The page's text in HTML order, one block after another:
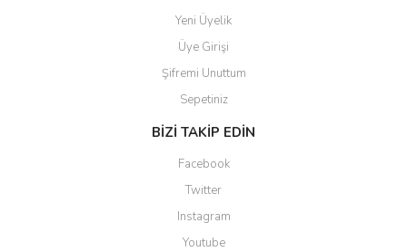
Yeni Üyelik
Üye Girişi
Şifremi Unuttum
Sepetiniz
BİZİ TAKİP EDİN
Facebook
Twitter
Instagram
Youtube